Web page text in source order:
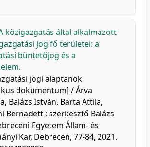
közigazgatás által alkalmazott
jog fő területei: a
büntetőjog és a
jogi alaptanok
dokumentum] / Árva
Balázs István, Barta Attila,
Bernadett ; szerkesztő Balázs
Egyetem Állam- és
Kar, Debrecen, 77-84, 2021.